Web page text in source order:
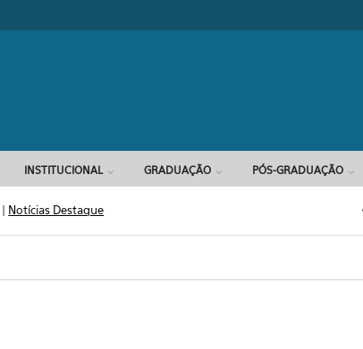
INSTITUCIONAL GRADUAÇÃO PÓS-GRADUAÇÃO
| Notícias Destaque